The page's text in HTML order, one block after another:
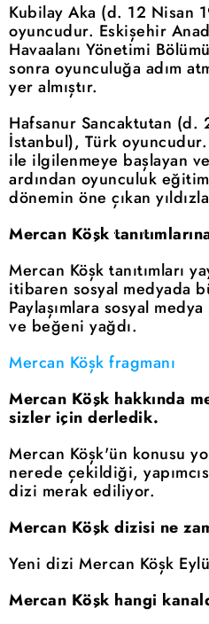
Kubilay Aka (d. 12 Nisan
oyuncudur. Eskişehir
Havaalanı Yönetimi
sonra oyunculuğa adım
yer almıştır.
Hafsanur Sancaktutan
İstanbul), Türk
ile ilgilenmeye başlayan
ardından oyunculuk
dönemin öne çıkan
Mercan Köşk
Mercan Köşk tanıtımları
itibaren sosyal medyada
Paylaşımlara sosyal
ve beğeni yağdı.
Mercan Köşk fragmanı
Mercan Köşk hakkında
sizler için derledik.
Mercan Köşk'ün konusu
nerede çekildiği,
dizi merak ediliyor.
Mercan Köşk dizisi ne
Yeni dizi Mercan Köşk
Mercan Köşk hangi